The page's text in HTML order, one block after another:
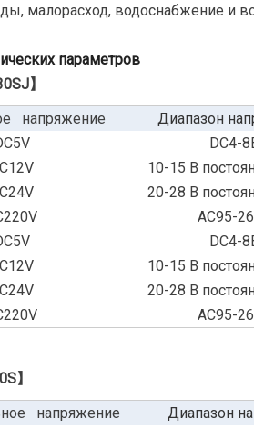
малорасход, водоснабжение и
параметров
】
напряжение Диапазон
DC4-
10-15 В
20-28 В
AC95-
DC4-
10-15 В
20-28 В
AC95-
】
напряжение Диапазон